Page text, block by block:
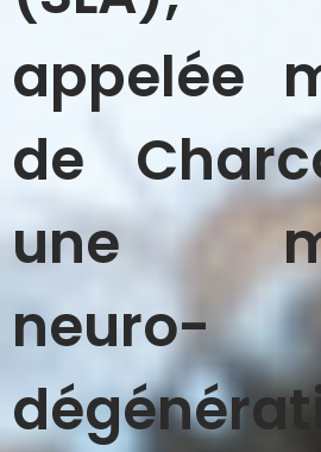
appelée
de
une
neuro-